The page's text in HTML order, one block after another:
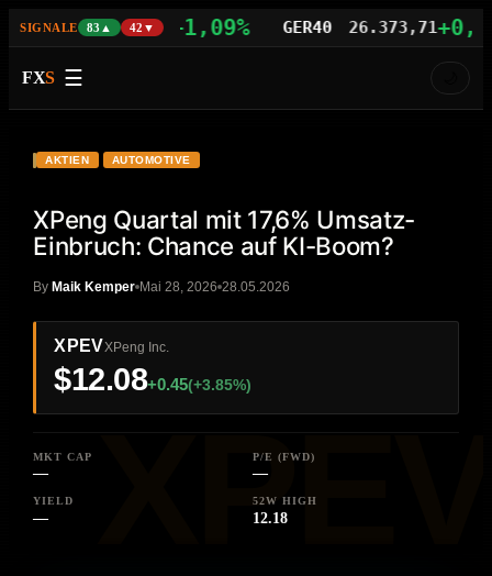
SIGNALE 83▲ 42▼
29.742,21+1,09% GER40 26.373,71+0,77%
FXS ☰
XPEV
AKTIEN AUTOMOTIVE
XPeng Quartal mit 17,6% Umsatz-
Einbruch: Chance auf KI-Boom?
ByMaik Kemper Mai 28, 2026 28.05.2026
XPEVXPeng Inc.
$12.08+0.45(+3.85%)
MKT CAP
—
P/E (FWD)
—
YIELD
—
52W HIGH
12.18